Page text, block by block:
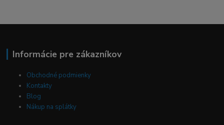
Informácie pre zákazníkov
Obchodné podmienky
Kontakty
Blog
Nákup na splátky